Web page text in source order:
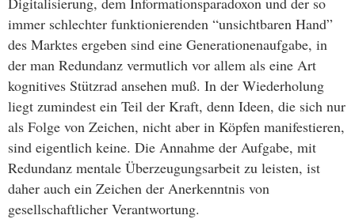
immer schlechter funktionierenden “unsichtbaren Hand”
des Marktes ergeben sind eine Generationenaufgabe, in
der man Redundanz vermutlich vor allem als eine Art
kognitives Stützrad ansehen muß. In der Wiederholung
liegt zumindest ein Teil der Kraft, denn Ideen, die sich nur
als Folge von Zeichen, nicht aber in Köpfen manifestieren,
sind eigentlich keine. Die Annahme der Aufgabe, mit
Redundanz mentale Überzeugungsarbeit zu leisten, ist
daher auch ein Zeichen der Anerkenntnis von
gesellschaftlicher Verantwortung.